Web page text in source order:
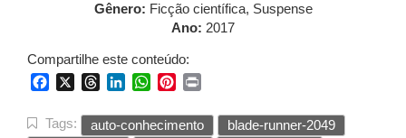
Gênero: Ficção científica, Suspense
Ano: 2017
Compartilhe este conteúdo:
FacebookThreadsLinkedInWhatsApp
Pinterest
Tags: auto-conhecimento
blade-runner-2049